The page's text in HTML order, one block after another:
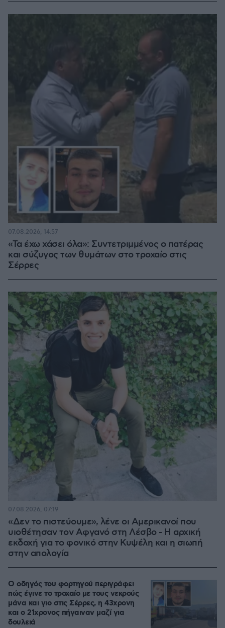
«Τα έχω χάσει όλα»: Συντετριμμένος ο πατέρας
και σύζυγος των θυμάτων στο τροχαίο στις
Σέρρες
07.08.2026, 14:57
«Δεν το πιστεύουμε», λένε οι Αμερικανοί που
υιοθέτησαν τον Αφγανό στη Λέσβο - Η αρχική
εκδοχή για το φονικό στην Κυψέλη και η σιωπή
στην απολογία
07.08.2026, 07:19
Ο οδηγός του φορτηγού περιγράφει
πώς έγινε το τροχαίο με τους νεκρούς
μάνα και γιο στις Σέρρες, η 43χρονη
και ο 21χρονος πήγαιναν μαζί για
δουλειά